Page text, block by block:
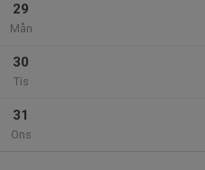
29
Mån
30
Tis
31
Ons